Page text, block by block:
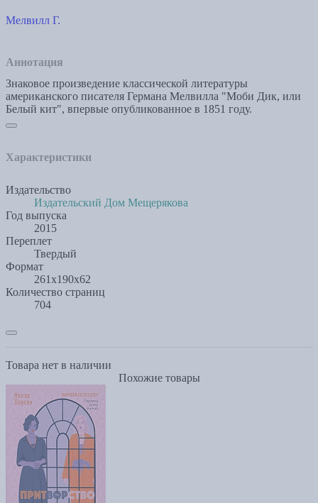
Мелвилл Г.
Аннотация
Знаковое произведение классической литературы
американского писателя Германа Мелвилла "Моби Дик, или
Белый кит", впервые опубликованное в 1851 году.
Характеристики
Издательство
Издательский Дом Мещерякова
Год выпуска
2015
Переплет
Твердый
Формат
261x190x62
Количество страниц
704
Товара нет в наличии
Похожие товары